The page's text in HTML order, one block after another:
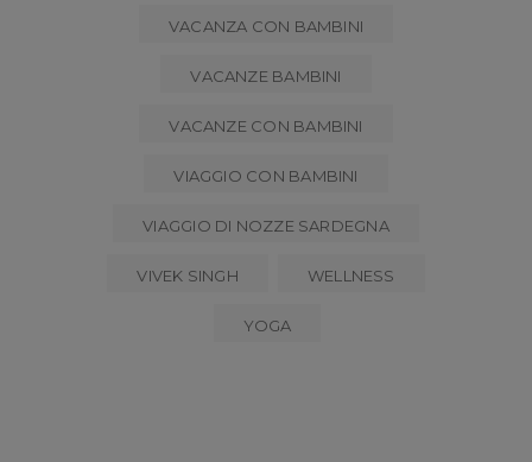
VACANZA CON BAMBINI
VACANZE BAMBINI
VACANZE CON BAMBINI
VIAGGIO CON BAMBINI
VIAGGIO DI NOZZE SARDEGNA
VIVEK SINGH WELLNESS
YOGA